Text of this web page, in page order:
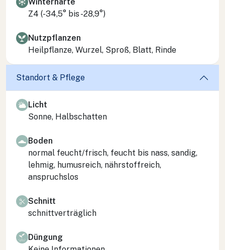
Z4 (-34,5° bis -28,9°)
Nutzpflanzen
Heilpflanze, Wurzel, Sproß, Blatt, Rinde
Standort & Pflege
Licht
Sonne, Halbschatten
Boden
normal feucht/frisch, feucht bis nass, sandig,
lehmig, humusreich, nährstoffreich,
anspruchslos
Schnitt
schnittverträglich
Düngung